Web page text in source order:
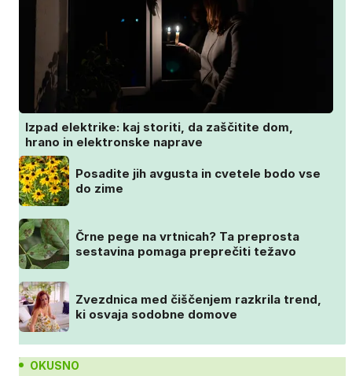
Izpad elektrike: kaj storiti, da zaščitite dom,
hrano in elektronske naprave
Posadite jih avgusta in cvetele bodo vse
do zime
Črne pege na vrtnicah? Ta preprosta
sestavina pomaga preprečiti težavo
Zvezdnica med čiščenjem razkrila trend,
ki osvaja sodobne domove
OKUSNO